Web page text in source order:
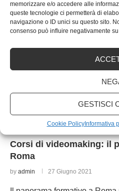
memorizzare e/o accedere alle
queste tecnologie ci permetterà di
navigazione o ID unici su questo sito.
consenso può influire negativamente
GESTISCI
Cookie PolicyInformativa
Corsi di videomaking: il
Roma
by admin 27 Giugno 2021